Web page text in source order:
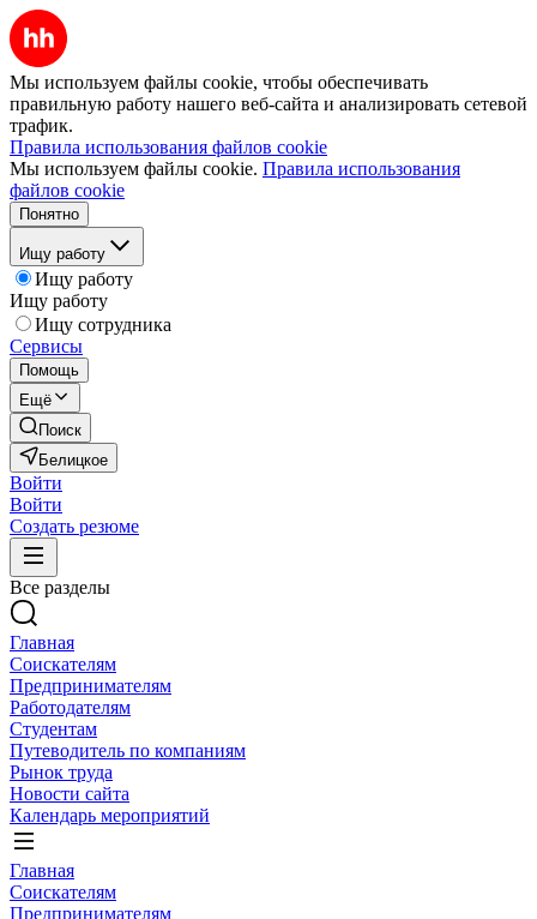
Мы используем файлы cookie, чтобы обеспечивать
правильную работу нашего веб-сайта и анализировать сетевой
трафик.
Правила использования файлов cookie
Мы используем файлы cookie. Правила использования
файлов cookie
Понятно
Ищу работу
Ищу работу
Ищу работу
Ищу сотрудника
Сервисы
Помощь
Ещё
Поиск
Белицкое
Войти
Войти
Создать резюме
Все разделы
Главная
Соискателям
Предпринимателям
Работодателям
Студентам
Путеводитель по компаниям
Рынок труда
Новости сайта
Календарь мероприятий
Главная
Соискателям
Предпринимателям